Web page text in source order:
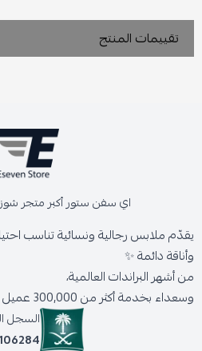
تقييمات المنتج
اي سفن ستور أكبر متجر
يقدّم ملابس رجالية ونسائية تناسب
وأناقة دائمة ✨
من أشهر البراندات العالمية،
وسعداء بخدمة أكثر من 300,000 عميل حول المملكة.
السجل